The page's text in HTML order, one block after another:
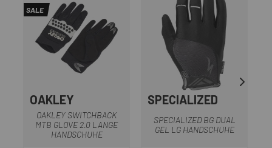
SALE
OAKLEY
OAKLEY SWITCHBACK
MTB GLOVE 2.0 LANGE
HANDSCHUHE
SPECIALIZED
SPECIALIZED BG DUAL
GEL LG HANDSCHUHE